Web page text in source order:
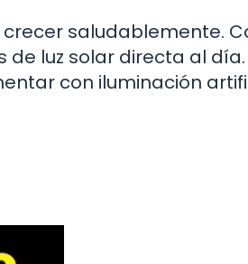
saludablemente.
luz solar directa al día.
con iluminación